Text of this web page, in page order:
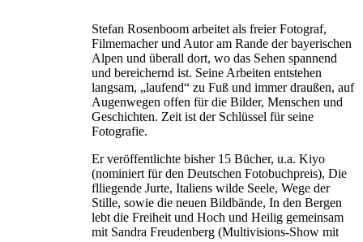
Stefan Rosenboom arbeitet als freier Fotograf,
Filmemacher und Autor am Rande der bayerischen
Alpen und überall dort, wo das Sehen spannend
und bereichernd ist. Seine Arbeiten entstehen
langsam, „laufend“ zu Fuß und immer draußen, auf
Augenwegen offen für die Bilder, Menschen und
Geschichten. Zeit ist der Schlüssel für seine
Fotografie.
Er veröffentlichte bisher 15 Bücher, u.a. Kiyo
(nominiert für den Deutschen Fotobuchpreis), Die
flliegende Jurte, Italiens wilde Seele, Wege der
Stille, sowie die neuen Bildbände, In den Bergen
lebt die Freiheit und Hoch und Heilig gemeinsam
mit Sandra Freudenberg (Multivisions-Show mit